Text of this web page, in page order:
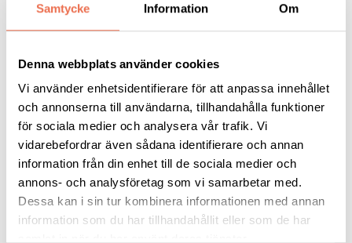
Samtycke Information Om
Denna webbplats använder cookies
Vi använder enhetsidentifierare för att anpassa innehållet
och annonserna till användarna, tillhandahålla funktioner
för sociala medier och analysera vår trafik. Vi
vidarebefordrar även sådana identifierare och annan
information från din enhet till de sociala medier och
annons- och analysföretag som vi samarbetar med.
Dessa kan i sin tur kombinera informationen med annan
information som du har tillhandahållit eller som de har
men jag föddes med en funktionsfrånvaro och kan inte gå så
Personer gapar och skriker åt mig som om folk svalt en
megafon så fort jag säger emot vad jag skulle vilja jobba med,
man avbryter mig när jag pratar precis som om jag inte har
någon talan. Jag kan inte säga vad jag tycker när jag har folk
med för då kommer dom bevaka vad jag säger.
Ingen arbetsgivare vill anställa mig heller för jag ”motsvarade
inte mallen för hur en perfekt människa ska vara”, klara av
stress och ”jag kan inte jobba i den takt jobbet kräver”
etcetera. Jag är ”för dyr” att anställa eftersom jag behöver